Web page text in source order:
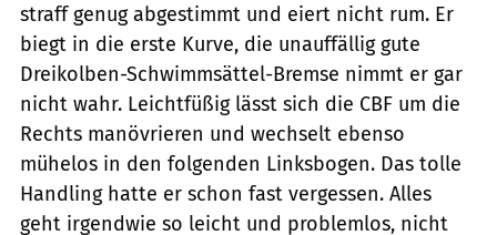
straff genug abgestimmt und eiert nicht rum. Er
biegt in die erste Kurve, die unauffällig gute
Dreikolben-Schwimmsättel-Bremse nimmt er gar
nicht wahr. Leichtfüßig lässt sich die CBF um die
Rechts manövrieren und wechselt ebenso
mühelos in den folgenden Linksbogen. Das tolle
Handling hatte er schon fast vergessen. Alles
geht irgendwie so leicht und problemlos, nicht